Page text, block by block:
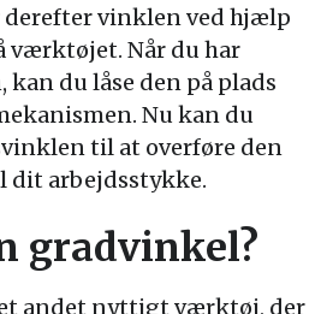
derefter vinklen ved hjælp
værktøjet. Når du har
du låse den på plads
Nu kan du
til at overføre den
dit arbejdsstykke.
gradvinkel?
andet nyttigt værktøj, der